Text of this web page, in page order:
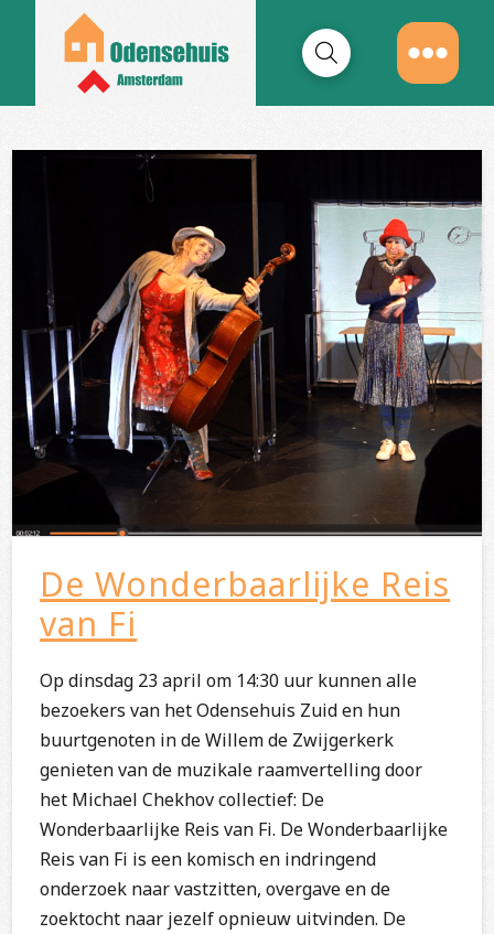
De Wonderbaarlijke Reis
van Fi
Op dinsdag 23 april om 14:30 uur kunnen alle
bezoekers van het Odensehuis Zuid en hun
buurtgenoten in de Willem de Zwijgerkerk
genieten van de muzikale raamvertelling door
het Michael Chekhov collectief: De
Wonderbaarlijke Reis van Fi. De Wonderbaarlijke
Reis van Fi is een komisch en indringend
onderzoek naar vastzitten, overgave en de
zoektocht naar jezelf opnieuw uitvinden. De